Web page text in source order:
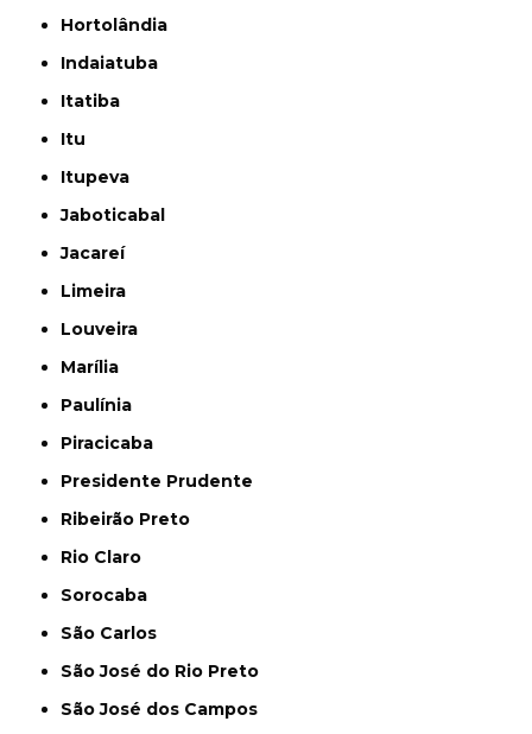
Hortolândia
Indaiatuba
Itatiba
Itu
Itupeva
Jaboticabal
Jacareí
Limeira
Louveira
Marília
Paulínia
Piracicaba
Presidente Prudente
Ribeirão Preto
Rio Claro
Sorocaba
São Carlos
São José do Rio Preto
São José dos Campos